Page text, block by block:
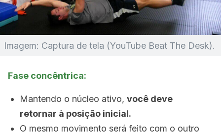
Imagem: Captura de tela (YouTube Beat The Desk).
Fase concêntrica:
Mantendo o núcleo ativo, você deve
retornar à posição inicial.
O mesmo movimento será feito com o outro